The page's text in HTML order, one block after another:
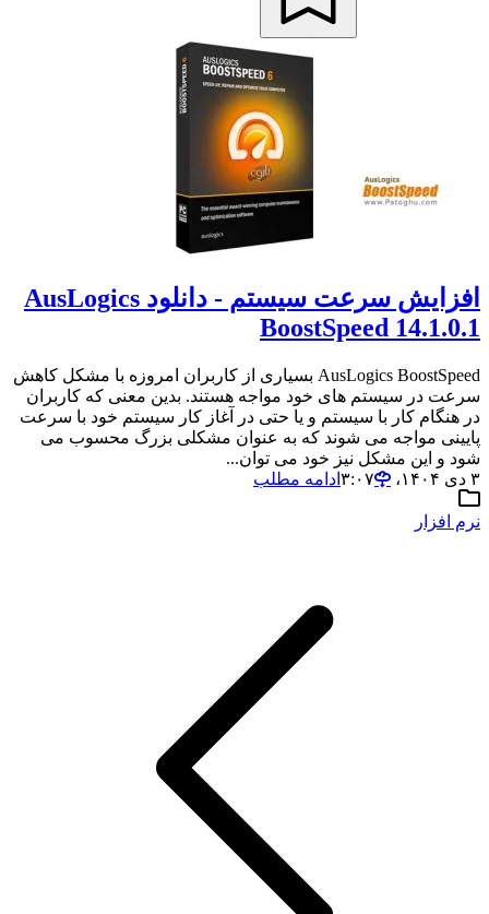
افزایش سرعت سیستم - دانلود AusLogics
BoostSpeed 14.1.0.1
AusLogics BoostSpeed بسیاری از کاربران امروزه با مشکل کاهش
سرعت در سیستم های خود مواجه هستند. بدین معنی که کاربران
در هنگام کار با سیستم و یا حتی در آغاز کار سیستم خود با سرعت
پایینی مواجه می شوند که به عنوان مشکلی بزرگ محسوب می
شود و این مشکل نیز خود می توان...
۳ دی ۱۴۰۴،‏ ۳:۰۷
ادامه مطلب
نرم افزار